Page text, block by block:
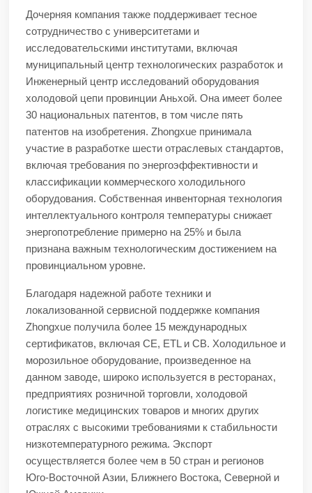
Дочерняя компания также поддерживает тесное
сотрудничество с университетами и
исследовательскими институтами, включая
муниципальный центр технологических разработок и
Инженерный центр исследований оборудования
холодовой цепи провинции Аньхой. Она имеет более
30 национальных патентов, в том числе пять
патентов на изобретения. Zhongxue принимала
участие в разработке шести отраслевых стандартов,
включая требования по энергоэффективности и
классификации коммерческого холодильного
оборудования. Собственная инвенторная технология
интеллектуального контроля температуры снижает
энергопотребление примерно на 25% и была
признана важным технологическим достижением на
провинциальном уровне.
Благодаря надежной работе техники и
локализованной сервисной поддержке компания
Zhongxue получила более 15 международных
сертификатов, включая CE, ETL и CB. Холодильное и
морозильное оборудование, произведенное на
данном заводе, широко используется в ресторанах,
предприятиях розничной торговли, холодовой
логистике медицинских товаров и многих других
отраслях с высокими требованиями к стабильности
низкотемпературного режима. Экспорт
осуществляется более чем в 50 стран и регионов
Юго-Восточной Азии, Ближнего Востока, Северной и